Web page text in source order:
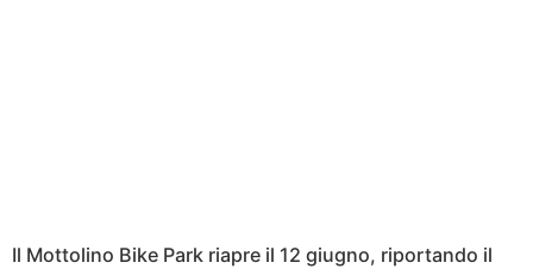
Il Mottolino Bike Park riapre il 12 giugno, riportando il